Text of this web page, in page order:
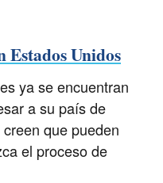
Estados Unidos
ya se encuentran
a su país de
que pueden
el proceso de